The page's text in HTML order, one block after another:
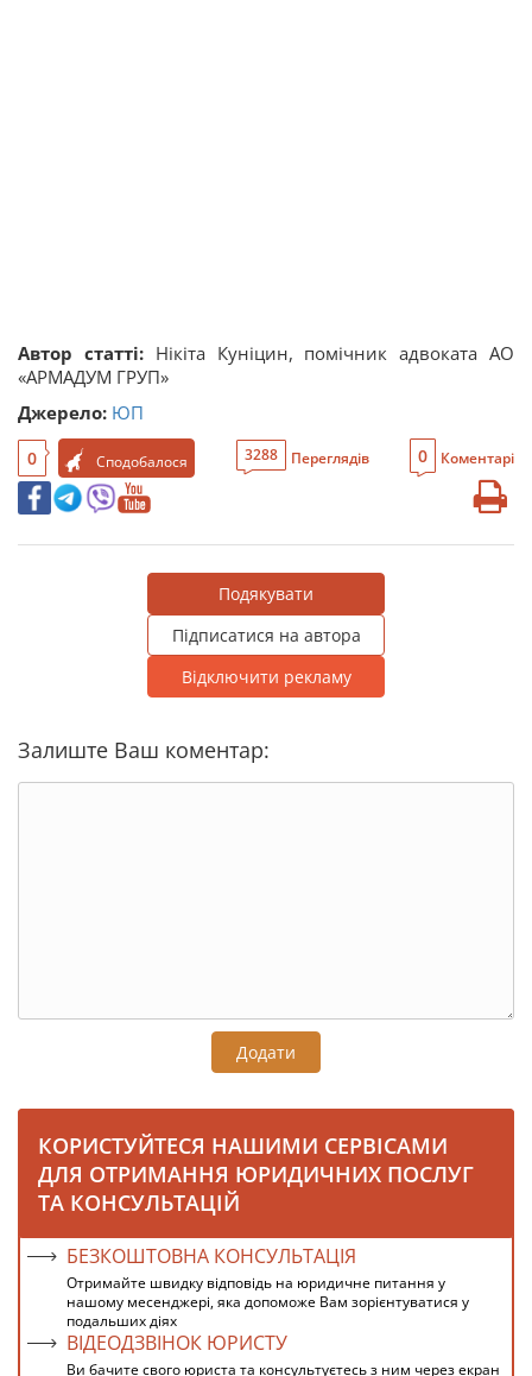
Автор статті: Нікіта Куніцин, помічник адвоката АО
«АРМАДУМ ГРУП»
Джерело: ЮП
0 Сподобалося 3288 Переглядів 0 Коментарі
Подякувати
Підписатися на автора
Відключити рекламу
Залиште Ваш коментар:
Додати
КОРИСТУЙТЕСЯ НАШИМИ СЕРВІСАМИ
ДЛЯ ОТРИМАННЯ ЮРИДИЧНИХ ПОСЛУГ
ТА КОНСУЛЬТАЦІЙ
БЕЗКОШТОВНА КОНСУЛЬТАЦІЯ
Отримайте швидку відповідь на юридичне питання у
нашому месенджері, яка допоможе Вам зорієнтуватися у
подальших діях
ВІДЕОДЗВІНОК ЮРИСТУ
Ви бачите свого юриста та консультуєтесь з ним через екран